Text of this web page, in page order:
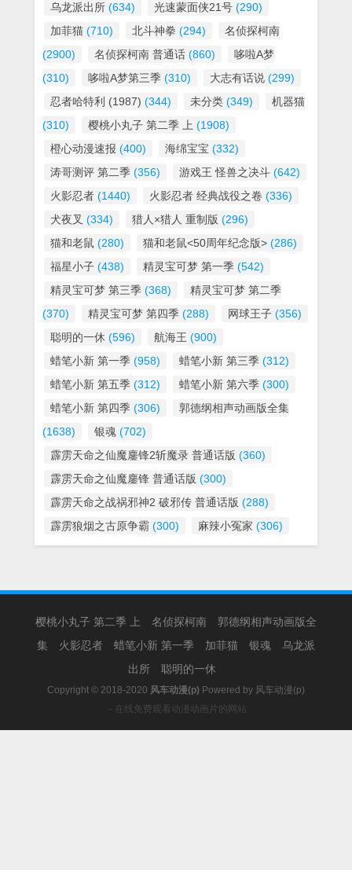
乌龙派出所 (634) 光速蒙面侠21号 (290)
加菲猫 (710) 北斗神拳 (294)
名侦探柯南
(2900)
名侦探柯南 普通话 (860)
哆啦A梦
(310)
哆啦A梦第三季 (310) 大志有话说 (299)
忍者哈特利 (1987) (344) 未分类 (349)
机器猫
(310)
樱桃小丸子 第二季 上 (1908)
橙心动漫速报 (400) 海绵宝宝 (332)
涛哥测评 第二季 (356) 游戏王 怪兽之决斗 (642)
火影忍者 (1440) 火影忍者 经典战役之卷 (336)
犬夜叉 (334) 猎人×猎人 重制版 (296)
猫和老鼠 (280) 猫和老鼠<50周年纪念版> (286)
福星小子 (438) 精灵宝可梦 第一季 (542)
精灵宝可梦 第三季 (368)
精灵宝可梦 第二季
(370)
精灵宝可梦 第四季 (288) 网球王子 (356)
聪明的一休 (596) 航海王 (900)
蜡笔小新 第一季 (958) 蜡笔小新 第三季 (312)
蜡笔小新 第五季 (312) 蜡笔小新 第六季 (300)
蜡笔小新 第四季 (306)
郭德纲相声动画版全集
(1638)
银魂 (702)
霹雳天命之仙魔鏖锋2斩魔录 普通话版 (360)
霹雳天命之仙魔鏖锋 普通话版 (300)
霹雳天命之战祸邪神2 破邪传 普通话版 (288)
霹雳狼烟之古原争霸 (300) 麻辣小冤家 (306)
樱桃小丸子 第二季 上 名侦探柯南
郭德纲相声动画版全
集
火影忍者 蜡笔小新 第一季 加菲猫 银魂
乌龙派
出所
聪明的一休
Copyright © 2018-2020 风车动漫(p) Powered by 风车动漫(p)
－在线免费观看动漫动画片的网站